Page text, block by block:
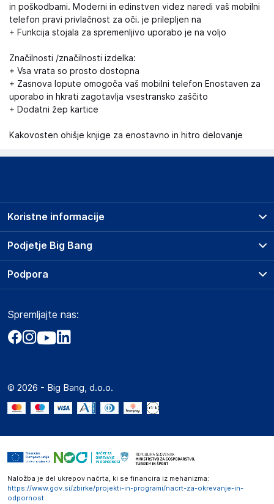
in poškodbami. Moderni in edinstven videz naredi vaš mobilni
telefon pravi privlačnost za oči. je prilepljen na
+ Funkcija stojala za spremenljivo uporabo je na voljo
Značilnosti /značilnosti izdelka:
+ Vsa vrata so prosto dostopna
+ Zasnova lopute omogoča vaš mobilni telefon Enostaven za
uporabo in hkrati zagotavlja vsestransko zaščito
+ Dodatni žep kartice
Kakovosten ohišje knjige za enostavno in hitro delovanje
Podjetje Big Bang
O podjetju
Obvestila za javnost
Akt o digitalnih storitvah
Marketplace za partnerje
Novosti
Koristne informacije
Prodajna mesta
Storitve
Dostava, vnos in odvoz
Zavarovanje izdelkov
Podpora
Marketplace
Kako oddati naročilo?
Spremljajte nas:
© 2026 - Big Bang, d.o.o.
Naložba je del ukrepov načrta, ki se financira iz mehanizma:
https://www.gov.si/zbirke/projekti-in-programi/nacrt-za-okrevanje-in-
odpornost